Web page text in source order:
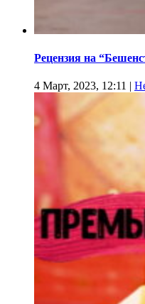
Рецензия на
4 Март, 2023, 12:11 |